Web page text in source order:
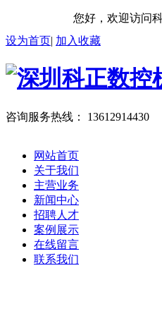
您好，欢迎访问科
设为首页| 加入收藏
咨询服务热线： 13612914430
网站首页
关于我们
主营业务
新闻中心
招聘人才
案例展示
在线留言
联系我们